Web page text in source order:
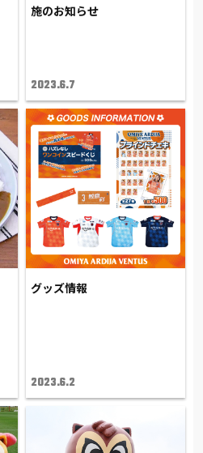
施のお知らせ
2023.6.7
グッズ情報
2023.6.2